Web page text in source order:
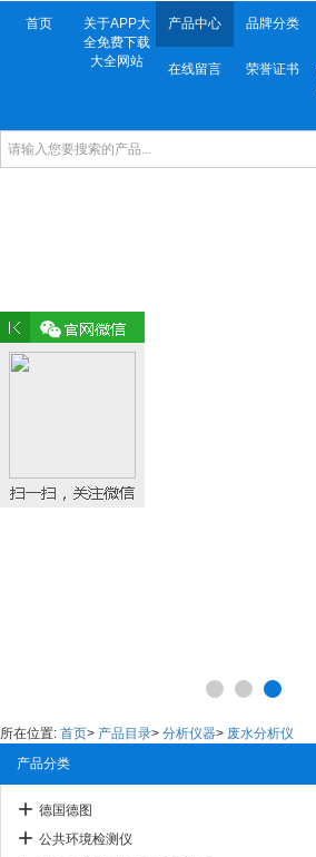
首页
关于APP大
全免费下载
大全网站
产品中心 品牌分类
在线留言 荣誉证书
所在位置: 首页> 产品目录> 分析仪器> 废水分析仪
产品分类
德国德图
公共环境检测仪